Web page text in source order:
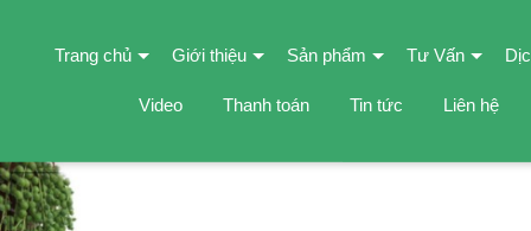
Trang chủ Giới thiệu Sản phẩm Tư Vấn
Video Thanh toán Tin tức Liên hệ